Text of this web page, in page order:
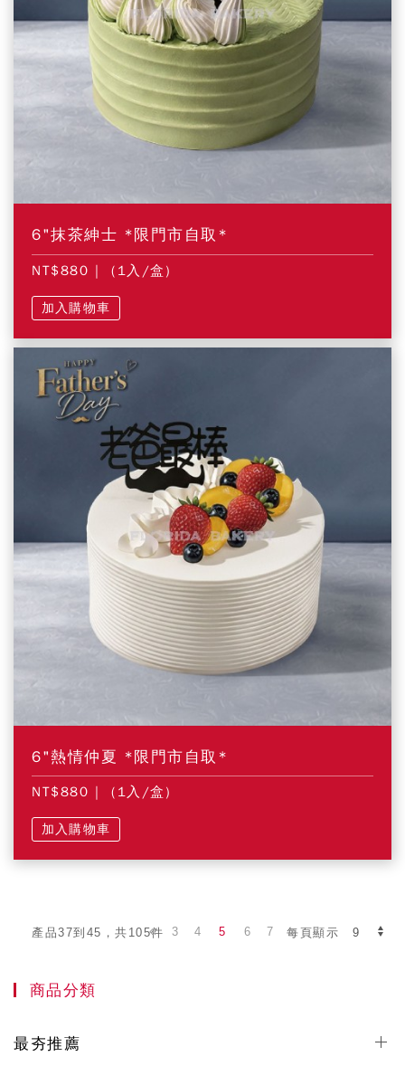
6"抹茶紳士 *限門市自取*
NT$880 | (1入/盒)
加入購物車
6"熱情仲夏 *限門市自取*
NT$880 | (1入/盒)
加入購物車
產品37到45，共105件 每頁顯示
3 4 5 6 7
商品分類
最夯推薦